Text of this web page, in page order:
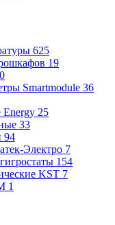
625
19
Smartmodule 36
Energy 25
33
94
Электро 7
154
KST 7
1